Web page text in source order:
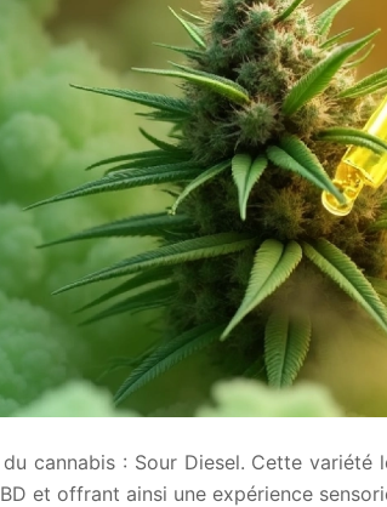
cannabis : Sour Diesel. Cette
et offrant ainsi une expérience